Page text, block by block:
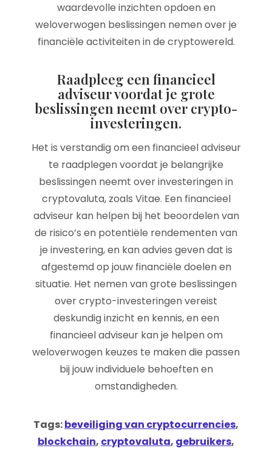
waardevolle inzichten opdoen en
weloverwogen beslissingen nemen over je
financiële activiteiten in de cryptowereld.
Raadpleeg een financieel
adviseur voordat je grote
beslissingen neemt over crypto-
investeringen.
Het is verstandig om een financieel adviseur
te raadplegen voordat je belangrijke
beslissingen neemt over investeringen in
cryptovaluta, zoals Vitae. Een financieel
adviseur kan helpen bij het beoordelen van
de risico’s en potentiële rendementen van
je investering, en kan advies geven dat is
afgestemd op jouw financiële doelen en
situatie. Het nemen van grote beslissingen
over crypto-investeringen vereist
deskundig inzicht en kennis, en een
financieel adviseur kan je helpen om
weloverwogen keuzes te maken die passen
bij jouw individuele behoeften en
omstandigheden.
Tags:beveiliging van cryptocurrencies,
blockchain, cryptovaluta, gebruikers,